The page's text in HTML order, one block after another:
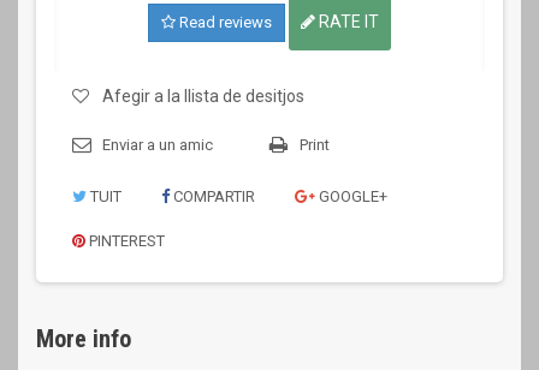
Read reviews RATE IT
Afegir a la llista de desitjos
Enviar a un amic Print
TUIT COMPARTIR GOOGLE+
PINTEREST
More info